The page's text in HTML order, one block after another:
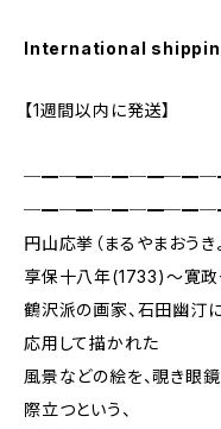
International
【1週間以内に発送】
円山応挙（まるやまおうきょ
享保十八年(1733)〜寛
鶴沢派の画家、石田幽汀
応用して描かれた
風景などの絵を、覗き眼
際立つという、